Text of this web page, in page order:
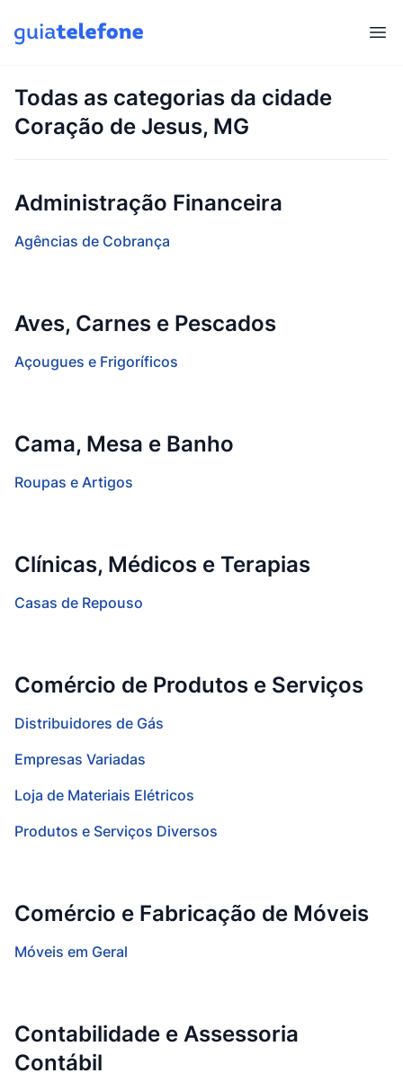
Todas as categorias da cidade
Coração de Jesus, MG
Administração Financeira
Agências de Cobrança
Aves, Carnes e Pescados
Açougues e Frigoríficos
Cama, Mesa e Banho
Roupas e Artigos
Clínicas, Médicos e Terapias
Casas de Repouso
Comércio de Produtos e Serviços
Distribuidores de Gás
Empresas Variadas
Loja de Materiais Elétricos
Produtos e Serviços Diversos
Comércio e Fabricação de Móveis
Móveis em Geral
Contabilidade e Assessoria
Contábil